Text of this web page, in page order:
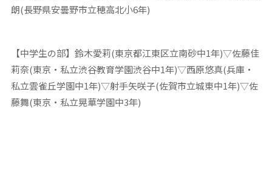
朗(長野県安曇野市立穂高北小6年)
【中学生の部】鈴木愛莉(東京都江東区立南砂中1年)▽佐藤佳
莉奈(東京・私立渋谷教育学園渋谷中1年)▽西原悠真(兵庫・
私立雲雀丘学園中1年)▽射手矢咲子(佐賀市立城東中1年)▽佐
藤舞(東京・私立晃華学園中3年)